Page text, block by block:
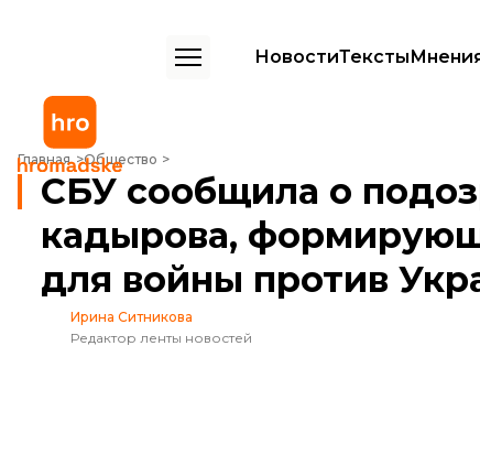
НовостиТексты
Главная Общество
СБУ сообщила о подозрении соратнику кадырова,
СБУ сообщила о
кадырова,
для войны против
Ирина Ситникова
Редактор ленты новостей